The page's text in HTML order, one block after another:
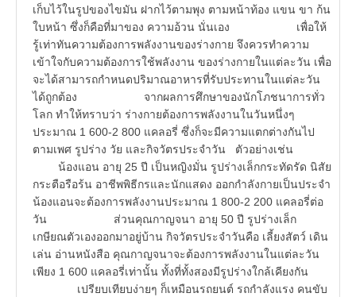
เก็บไว้ในรูปของไขมัน ฝากไว้ตามพุง ตามหน้าท้อง แขน ขา ก้น
ใบหน้า ซึ่งก็คือที่มาของ ความอ้วน นั่นเอง เพื่อให้
รู้เท่าทันความต้องการพลังงานของร่างกาย จึงควรทำความ
เข้าใจกับความต้องการใช้พลังงาน ของร่างกายในแต่ละวัน เพื่อ
จะได้สามารถกำหนดปริมาณอาหารที่รับประทานในแต่ละวัน
ได้ถูกต้อง จากผลการศึกษาของนักโภชนาการทั่ว
โลก ทำให้ทราบว่า ร่างกายต้องการพลังงานในวันหนึ่งๆ
ประมาณ 1 600-2 800 แคลอรี่ ซึ่งก็จะมีความแตกต่างกันไป
ตามเพศ รูปร่าง วัย และกิจวัตรประจำวัน ตัวอย่างเช่น
น้องแอน อายุ 25 ปี เป็นหญิงมั่น รูปร่างเล็กกระทัดรัด นิสัย
กระตือรือร้น อาชีพพิธีกรและนักแสดง ออกกำลังกายเป็นประจำ
น้องแอนจะต้องการพลังงานประมาณ 1 800-2 200 แคลอรี่ต่อ
วัน ส่วนคุณกาญจนา อายุ 50 ปี รูปร่างเล็ก
เกษียณตัวเองออกมาอยู่บ้าน กิจวัตรประจำวันคือ เลี้ยงสัตว์ เดิน
เล่น อ่านหนังสือ คุณกาญจนาจะต้องการพลังงานในแต่ละวัน
เพียง 1 600 แคลอรี่เท่านั้น ทั้งที่ทั้งสองมีรูปร่างใกล้เคียงกัน
เปรียบเทียบง่ายๆ ก็เหมือนรถยนต์ รถกำลังแรง คนขับ